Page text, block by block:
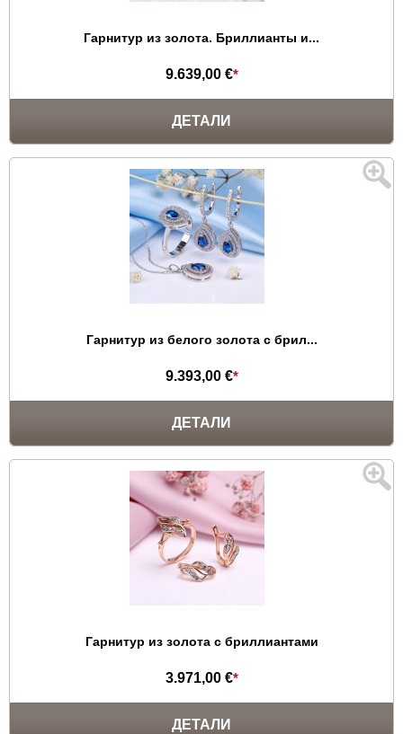
Гарнитур из золота. Бриллианты и...
9.639,00 €*
ДЕТАЛИ
Гарнитур из белого золота с брил...
9.393,00 €*
ДЕТАЛИ
Гарнитур из золота с бриллиантами
3.971,00 €*
ДЕТАЛИ